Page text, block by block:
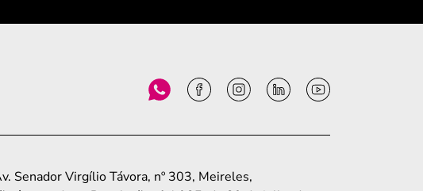
Senador Virgílio Távora, nº 303, Meireles,